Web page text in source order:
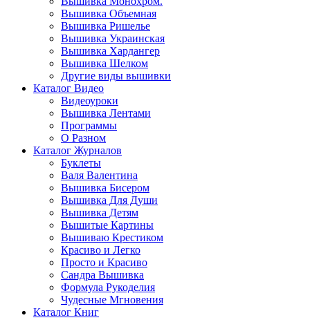
Вышивка Объемная
Вышивка Ришелье
Вышивка Украинская
Вышивка Хардангер
Вышивка Шелком
Другие виды вышивки
Каталог Видео
Видеоуроки
Вышивка Лентами
Программы
О Разном
Каталог Журналов
Буклеты
Валя Валентина
Вышивка Бисером
Вышивка Для Души
Вышивка Детям
Вышитые Картины
Вышиваю Крестиком
Красиво и Легко
Просто и Красиво
Сандра Вышивка
Формула Рукоделия
Чудесные Мгновения
Каталог Книг